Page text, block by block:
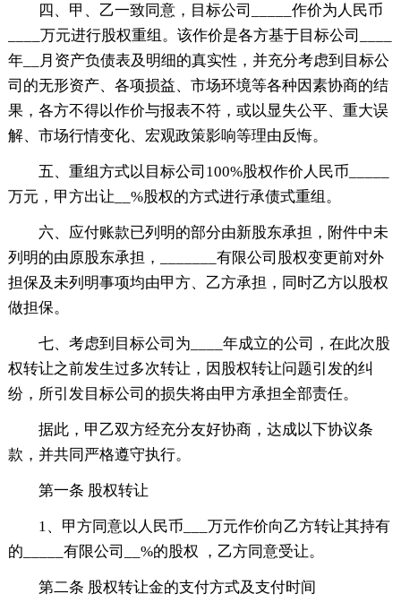
四、甲、乙一致同意，目标公司_____作价为人民币
____万元进行股权重组。该作价是各方基于目标公司____
年__月资产负债表及明细的真实性，并充分考虑到目标公
司的无形资产、各项损益、市场环境等各种因素协商的结
果，各方不得以作价与报表不符，或以显失公平、重大误
解、市场行情变化、宏观政策影响等理由反悔。
五、重组方式以目标公司100%股权作价人民币_____
万元，甲方出让__%股权的方式进行承债式重组。
六、应付账款已列明的部分由新股东承担，附件中未
列明的由原股东承担，_______有限公司股权变更前对外
担保及未列明事项均由甲方、乙方承担，同时乙方以股权
做担保。
七、考虑到目标公司为____年成立的公司，在此次股
权转让之前发生过多次转让，因股权转让问题引发的纠
纷，所引发目标公司的损失将由甲方承担全部责任。
据此，甲乙双方经充分友好协商，达成以下协议条
款，并共同严格遵守执行。
第一条 股权转让
1、甲方同意以人民币___万元作价向乙方转让其持有
的_____有限公司__%的股权 ，乙方同意受让。
第二条 股权转让金的支付方式及支付时间